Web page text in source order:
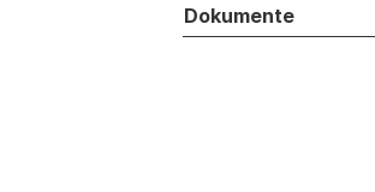
Dokumente